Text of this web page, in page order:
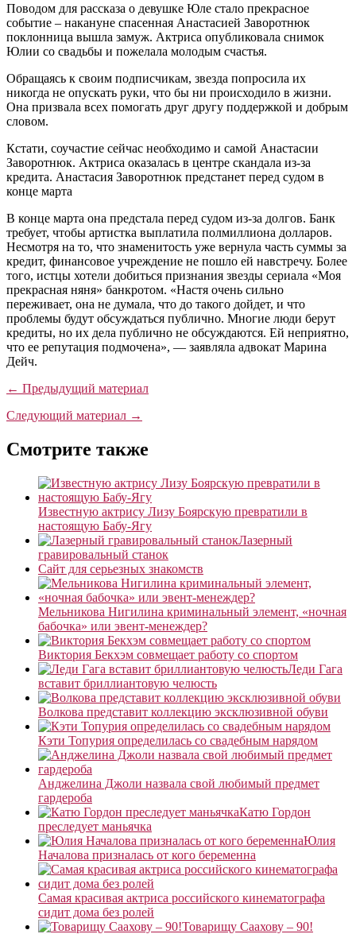
Поводом для рассказа о девушке Юле стало прекрасное
событие – накануне спасенная Анастасией Заворотнюк
поклонница вышла замуж. Актриса опубликовала снимок
Юлии со свадьбы и пожелала молодым счастья.
Обращаясь к своим подписчикам, звезда попросила их
никогда не опускать руки, что бы ни происходило в жизни.
Она призвала всех помогать друг другу поддержкой и добрым
словом.
Кстати, соучастие сейчас необходимо и самой Анастасии
Заворотнюк. Актриса оказалась в центре скандала из-за
кредита. Анастасия Заворотнюк предстанет перед судом в
конце марта
В конце марта она предстала перед судом из-за долгов. Банк
требует, чтобы артистка выплатила полмиллиона долларов.
Несмотря на то, что знаменитость уже вернула часть суммы за
кредит, финансовое учреждение не пошло ей навстречу. Более
того, истцы хотели добиться признания звезды сериала «Моя
прекрасная няня» банкротом. «Настя очень сильно
переживает, она не думала, что до такого дойдет, и что
проблемы будут обсуждаться публично. Многие люди берут
кредиты, но их дела публично не обсуждаются. Ей неприятно,
что ее репутация подмочена», — заявляла адвокат Марина
Дейч.
← Предыдущий материал
Следующий материал →
Смотрите также
Известную актрису Лизу Боярскую превратили в
настоящую Бабу-Ягу
Лазерный
гравировальный станок
Сайт для серьезных знакомств
Мельникова Нигилина криминальный элемент, «ночная
бабочка» или эвент-менеждер?
Виктория Бекхэм совмещает работу со спортом
Леди Гага
вставит бриллиантовую челюсть
Волкова представит коллекцию эксклюзивной обуви
Кэти Топурия определилась со свадебным нарядом
Анджелина Джоли назвала свой любимый предмет
гардероба
Катю Гордон
преследует маньячка
Юлия
Началова призналась от кого беременна
Самая красивая актриса российского кинематографа
сидит дома без ролей
Товарищу Саахову – 90!